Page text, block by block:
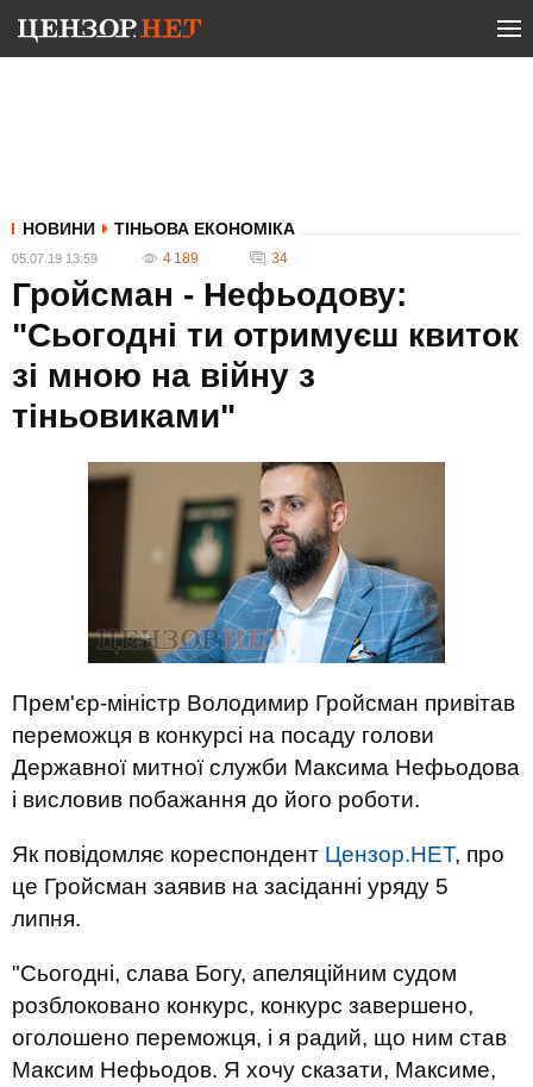
НОВИНИ ТІНЬОВА ЕКОНОМІКА
05.07.19 13:59 4 189 34
Гройсман - Нефьодову:
"Сьогодні ти отримуєш квиток
зі мною на війну з
тіньовиками"
Прем'єр-міністр Володимир Гройсман привітав
переможця в конкурсі на посаду голови
Державної митної служби Максима Нефьодова
і висловив побажання до його роботи.
Як повідомляє кореспондент Цензор.НЕТ, про
це Гройсман заявив на засіданні уряду 5
липня.
"Сьогодні, слава Богу, апеляційним судом
розблоковано конкурс, конкурс завершено,
оголошено переможця, і я радий, що ним став
Максим Нефьодов. Я хочу сказати, Максиме,